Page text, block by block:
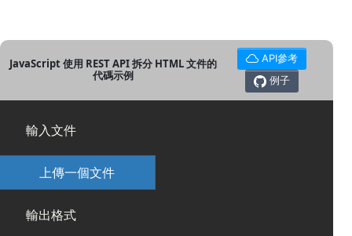
JavaScript 使用 REST API 拆分 HTML 文件的
代碼示例
API參考
例子
輸入文件
上傳一個文件
輸出格式